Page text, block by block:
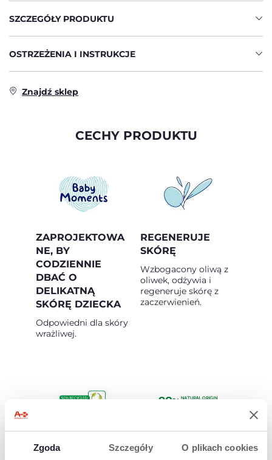
Zgoda Szczegóły O plikach cookies
SZCZEGÓŁY PRODUKTU
OSTRZEŻENIA I INSTRUKCJE
Znajdź sklep
CECHY PRODUKTU
ZAPROJEKTOWA
NE, BY
CODZIENNIE
DBAĆ O
DELIKATNĄ
SKÓRĘ DZIECKA
Odpowiedni dla skóry
wrażliwej.
REGENERUJE
SKÓRĘ
Wzbogacony oliwą z
oliwek, odżywia i
regeneruje skórę z
zaczerwienień.
TUBKA
SKŁADNIKI